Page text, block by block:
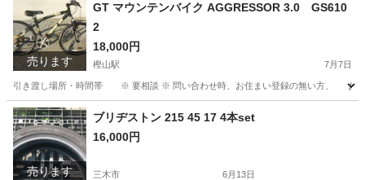
売ります
GT マウンテンバイク AGGRESSOR 3.0 GS610
2
18,000円
樫山駅 7月7日
引き渡し場所・時間帯 ※ 要相談 ※ 問い合わせ時、お住まい登録の無い方、 お住
兵庫 小野市 樫山駅
売ります
ブリヂストン 215 45 17 4本set
16,000円
三木市 6月13日